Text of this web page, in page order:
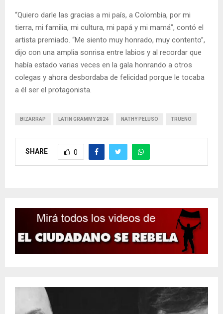
“Quiero darle las gracias a mi país, a Colombia, por mi
tierra, mi familia, mi cultura, mi papá y mi mamá”, contó el
artista premiado. “Me siento muy honrado, muy contento”,
dijo con una amplia sonrisa entre labios y al recordar que
había estado varias veces en la gala honrando a otros
colegas y ahora desbordaba de felicidad porque le tocaba
a él ser el protagonista.
BIZARRAP LATIN GRAMMY 2024 NATHY PELUSO TRUENO
SHARE 0